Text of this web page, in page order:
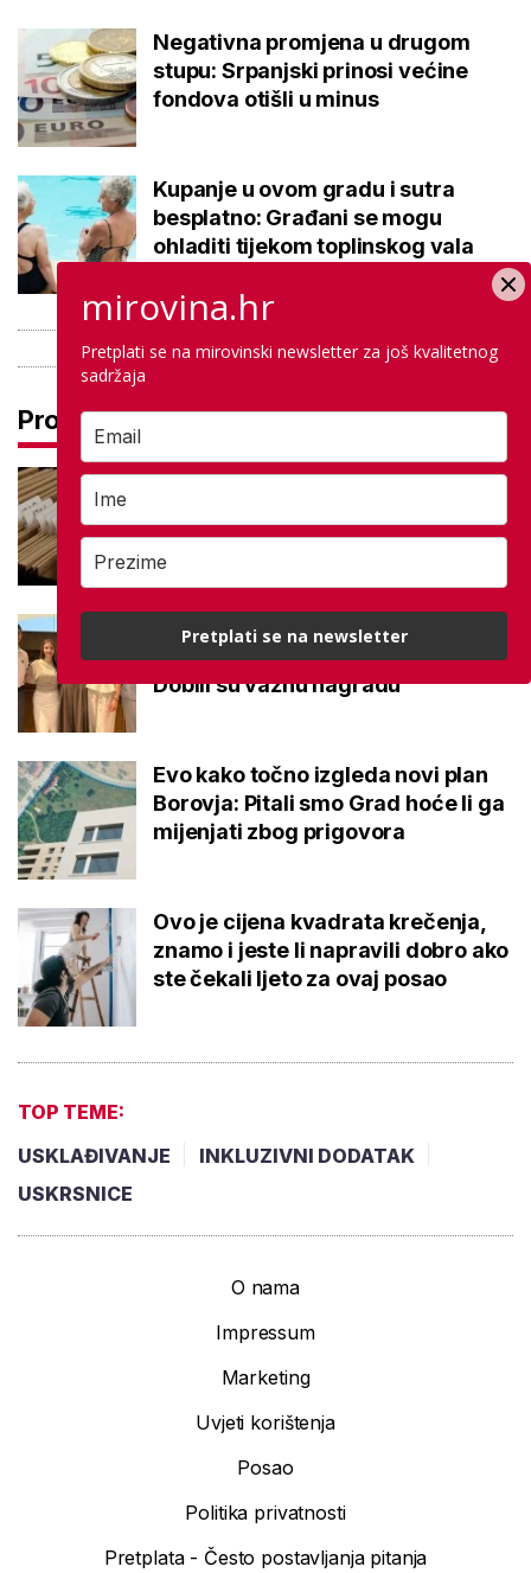
Negativna promjena u drugom
stupu: Srpanjski prinosi većine
fondova otišli u minus
Kupanje u ovom gradu i sutra
besplatno: Građani se mogu
ohladiti tijekom toplinskog vala
Pročitaj još
Promjena prakse za sve SC-ove,
potvrđeno
Studenti otkrili kako se obraćati
mladima kad je u pitanju alkohol:
Dobili su važnu nagradu
Evo kako točno izgleda novi plan
Borovja: Pitali smo Grad hoće li ga
mijenjati zbog prigovora
Ovo je cijena kvadrata krečenja,
znamo i jeste li napravili dobro ako
ste čekali ljeto za ovaj posao
TOP TEME:
USKLAĐIVANJE
INKLUZIVNI DODATAK
USKRSNICE
O nama
Impressum
Marketing
Uvjeti korištenja
Posao
Politika privatnosti
Pretplata - Često postavljanja pitanja
mirovina.hr
Pretplati se na mirovinski newsletter za još kvalitetnog
sadržaja
Pretplati se na newsletter